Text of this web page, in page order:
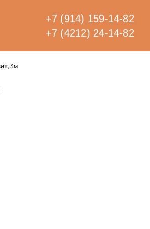
+7 (914) 159-14-82
+7 (4212) 24-14-82
3м